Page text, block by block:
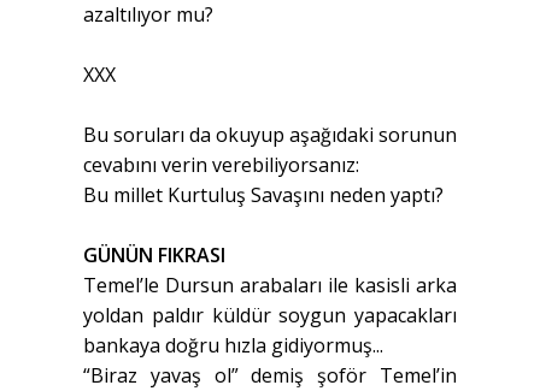
azaltılıyor mu?
XXX
Bu soruları da okuyup aşağıdaki sorunun
cevabını verin verebiliyorsanız:
Bu millet Kurtuluş Savaşını neden yaptı?
GÜNÜN FIKRASI
Temel’le Dursun arabaları ile kasisli arka
yoldan paldır küldür soygun yapacakları
bankaya doğru hızla gidiyormuş...
“Biraz yavaş ol” demiş şoför Temel’in